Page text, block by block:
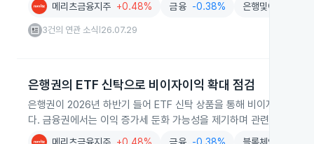
메리츠금융지주 +0.48% 금융 -0.38% 은행및여신업
3건의 연관 소식 26.07.29
은행권의 ETF 신탁으로 비이자이익 확대 점검
은행권이 2026년 하반기 들어 ETF 신탁 상품을 통해 비이자이익이
다. 금융권에서는 이익 증가세 둔화 가능성을 제기하며 관련 전략 조